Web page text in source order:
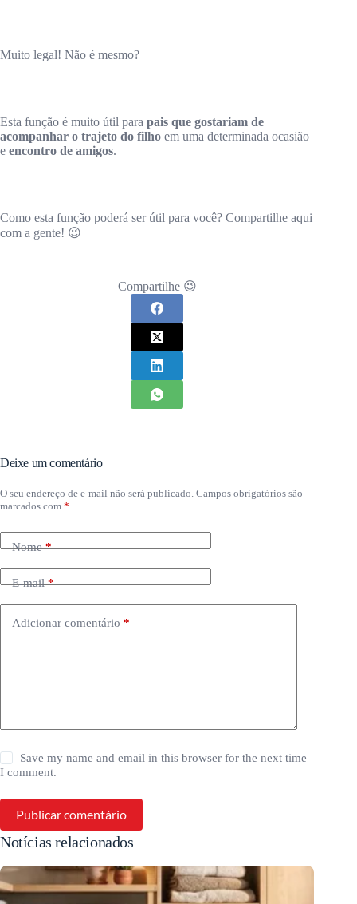
Muito legal! Não é mesmo?
Esta função é muito útil para pais que gostariam de
acompanhar o trajeto do filho em uma determinada ocasião
e encontro de amigos.
Como esta função poderá ser útil para você? Compartilhe aqui
com a gente! 😉
Compartilhe 😉
Deixe um comentário
O seu endereço de e-mail não será publicado. Campos obrigatórios são
marcados com *
Nome*
E-mail*
Adicionar comentário *
Save my name and email in this browser for the next time
I comment.
Publicar comentário
Notícias relacionados